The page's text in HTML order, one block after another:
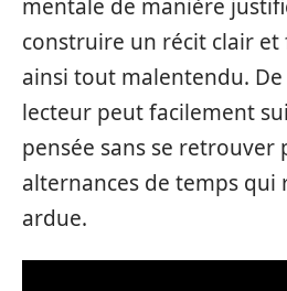
mentale de manière
construire un récit clair
ainsi tout malentendu.
lecteur peut facilement
pensée sans se
alternances de temps qui
ardue.